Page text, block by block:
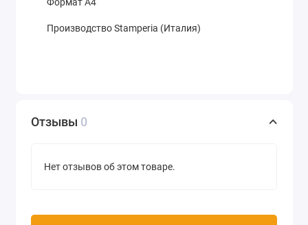
Производство Stamperia (Италия)
Отзывы 0
Нет отзывов об этом товаре.